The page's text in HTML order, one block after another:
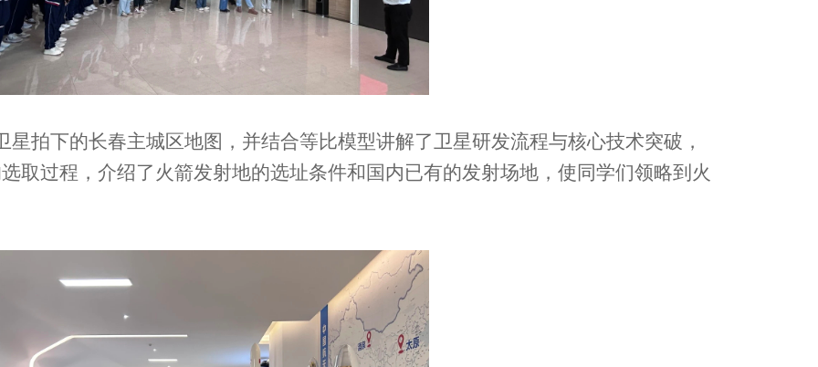
拍下的长春主城区地图，并结合等比模型讲解了卫星研发流程与核心技术突破，
取过程，介绍了火箭发射地的选址条件和国内已有的发射场地，使同学们领略到火